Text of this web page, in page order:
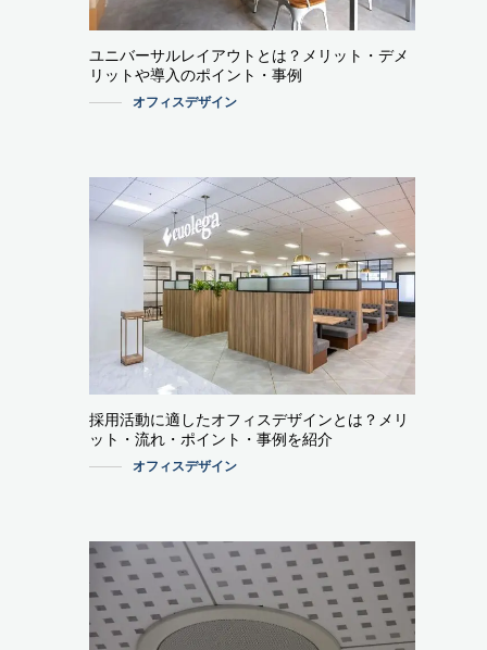
ユニバーサルレイアウトとは？メリット・デメ
リットや導入のポイント・事例
オフィスデザイン
採用活動に適したオフィスデザインとは？メリ
ット・流れ・ポイント・事例を紹介
オフィスデザイン